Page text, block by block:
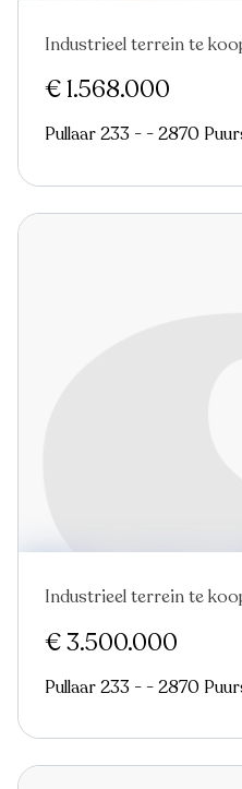
Industrieel terrein te
€ 1.568.000
Pullaar 233 - - 2870
Industrieel terrein te
€ 3.500.000
Pullaar 233 - - 2870